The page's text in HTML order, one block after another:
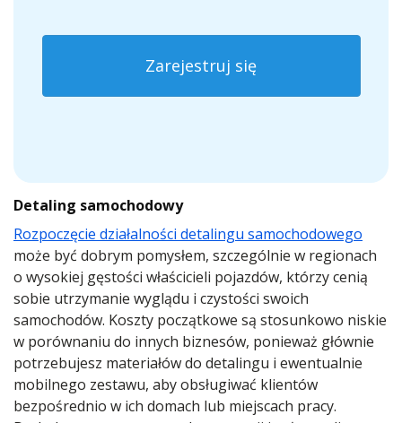
Zarejestruj się
Detaling samochodowy
Rozpoczęcie działalności detalingu samochodowego
może być dobrym pomysłem, szczególnie w regionach
o wysokiej gęstości właścicieli pojazdów, którzy cenią
sobie utrzymanie wyglądu i czystości swoich
samochodów. Koszty początkowe są stosunkowo niskie
w porównaniu do innych biznesów, ponieważ głównie
potrzebujesz materiałów do detalingu i ewentualnie
mobilnego zestawu, aby obsługiwać klientów
bezpośrednio w ich domach lub miejscach pracy.